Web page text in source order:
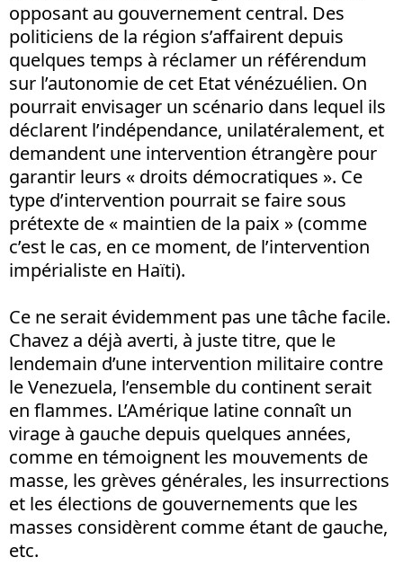
opposant au gouvernement central. Des
politiciens de la région s’affairent depuis
quelques temps à réclamer un référendum
sur l’autonomie de cet Etat vénézuélien. On
pourrait envisager un scénario dans lequel ils
déclarent l’indépendance, unilatéralement, et
demandent une intervention étrangère pour
garantir leurs « droits démocratiques ». Ce
type d’intervention pourrait se faire sous
prétexte de « maintien de la paix » (comme
c’est le cas, en ce moment, de l’intervention
impérialiste en Haïti).
Ce ne serait évidemment pas une tâche facile.
Chavez a déjà averti, à juste titre, que le
lendemain d’une intervention militaire contre
le Venezuela, l’ensemble du continent serait
en flammes. L’Amérique latine connaît un
virage à gauche depuis quelques années,
comme en témoignent les mouvements de
masse, les grèves générales, les insurrections
et les élections de gouvernements que les
masses considèrent comme étant de gauche,
etc.